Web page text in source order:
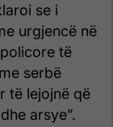
se i
urgjencë në
të
serbë
të lejojnë që
arsye”.